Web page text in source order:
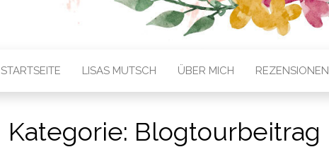
STARTSEITE LISAS MUTSCH ÜBER MICH REZENSIONEN
Kategorie: Blogtourbeitrag